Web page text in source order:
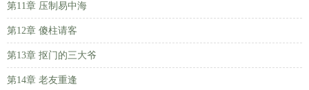
第11章 压制易中海
第12章 傻柱请客
第13章 抠门的三大爷
第14章 老友重逢